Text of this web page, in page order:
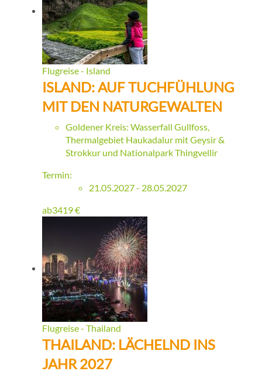
Flugreise - Island
ISLAND: AUF TUCHFÜHLUNG
MIT DEN NATURGEWALTEN
Goldener Kreis: Wasserfall Gullfoss,
Thermalgebiet Haukadalur mit Geysir &
Strokkur und Nationalpark Thingvellir
Termin:
21.05.2027 - 28.05.2027
ab3419€
Flugreise - Thailand
THAILAND: LÄCHELND INS
JAHR 2027